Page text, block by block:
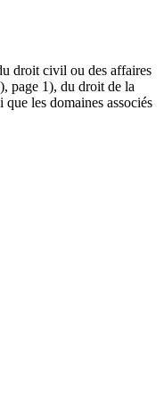
droit civil ou des affaires
page 1), du droit de la
les domaines associés